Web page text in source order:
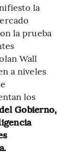
la
la prueba
Wall
a niveles
los
Gobierno,